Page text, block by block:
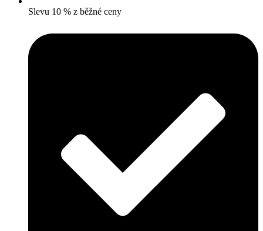
Slevu 10 % z běžné ceny